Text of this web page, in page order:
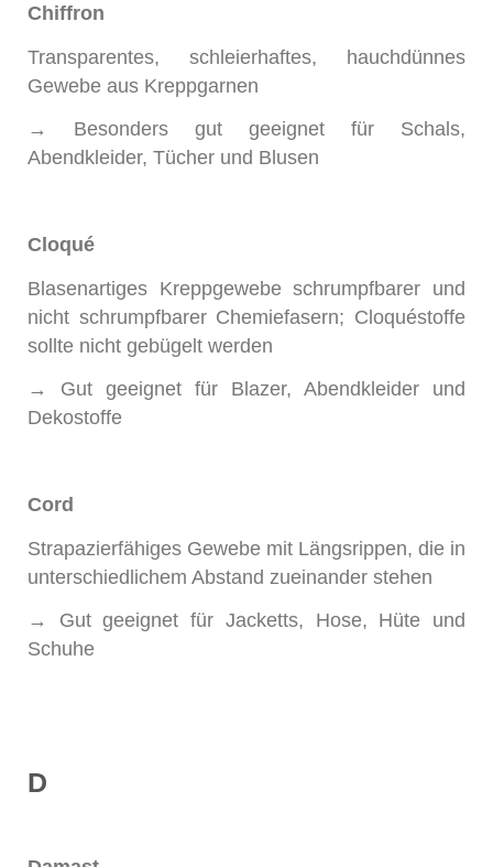
Chiffron
Transparentes, schleierhaftes, hauchdünnes
Gewebe aus Kreppgarnen
→ Besonders gut geeignet für Schals,
Abendkleider, Tücher und Blusen
Cloqué
Blasenartiges Kreppgewebe schrumpfbarer und
nicht schrumpfbarer Chemiefasern; Cloquéstoffe
sollte nicht gebügelt werden
→ Gut geeignet für Blazer, Abendkleider und
Dekostoffe
Cord
Strapazierfähiges Gewebe mit Längsrippen, die in
unterschiedlichem Abstand zueinander stehen
→ Gut geeignet für Jacketts, Hose, Hüte und
Schuhe
D